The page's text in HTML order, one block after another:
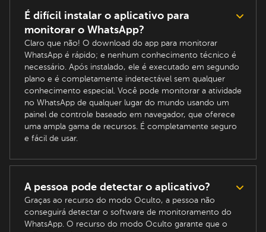
É difícil instalar o aplicativo para
monitorar o WhatsApp?
Claro que não! O download do app para monitorar
WhatsApp é rápido; e nenhum conhecimento técnico é
necessário. Após instalado, ele é executado em segundo
plano e é completamente indetectável sem qualquer
conhecimento especial. Você pode monitorar a atividade
no WhatsApp de qualquer lugar do mundo usando um
painel de controle baseado em navegador, que oferece
uma ampla gama de recursos. É completamente seguro
e fácil de usar.
A pessoa pode detectar o aplicativo?
Graças ao recurso do modo Oculto, a pessoa não
conseguirá detectar o software de monitoramento do
WhatsApp. O recurso do modo Oculto garante que o